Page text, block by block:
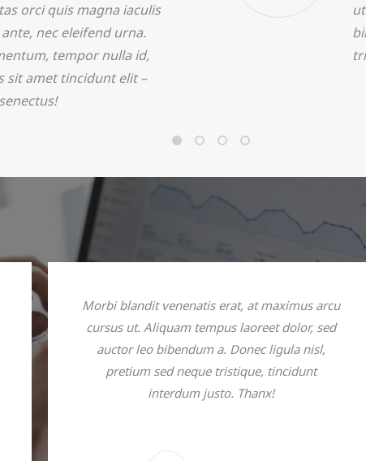
orci quis magna iaculis
nec eleifend urna.
tempor nulla id,
sit amet tincidunt elit –
Morbi blandit venenatis erat, at maximus arcu
cursus ut. Aliquam tempus laoreet dolor, sed
auctor leo bibendum a. Donec ligula nisl,
pretium sed neque tristique, tincidunt
interdum justo. Thanx!